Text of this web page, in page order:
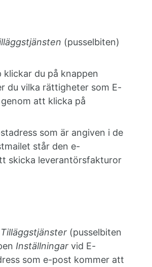
(pusselbiten)
du på knappen
du vilka rättigheter som E-
att klicka på
som är angiven i de
står den e-
skicka leverantörsfakturor
Tilläggstjänster (pusselbiten
Inställningar vid E-
som e-post kommer att